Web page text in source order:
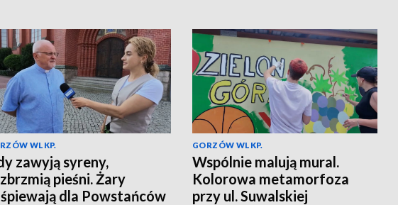
WLKP.
zawyją syreny,
pieśni. Żary
dla Powstańców
GORZÓW WLKP.
Wspólnie malują mural.
Kolorowa metamorfoza
przy ul. Suwalskiej